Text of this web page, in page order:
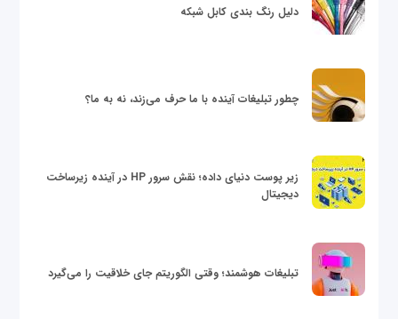
دلیل رنگ بندی کابل شبکه
چطور تبلیغات آینده با ما حرف می‌زند، نه به ما؟
زیر پوست دنیای داده؛ نقش سرور HP در آینده زیرساخت
دیجیتال
تبلیغات هوشمند؛ وقتی الگوریتم جای خلاقیت را می‌گیرد